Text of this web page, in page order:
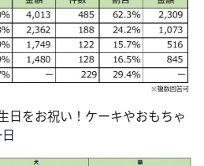
日をお祝い！ケーキやおもちゃ